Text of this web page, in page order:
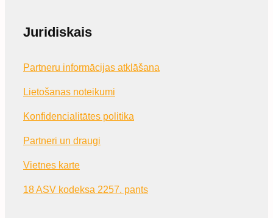
Juridiskais
Partneru informācijas atklāšana
Lietošanas noteikumi
Konfidencialitātes politika
Partneri un draugi
Vietnes karte
18 ASV kodeksa 2257. pants